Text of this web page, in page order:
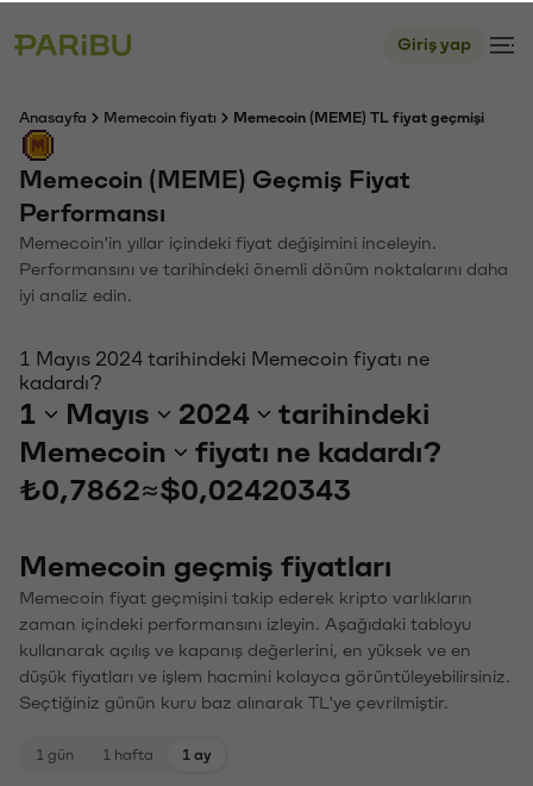
Giriş yap
Anasayfa Memecoin fiyatı Memecoin (MEME) TL fiyat geçmişi
Memecoin (MEME) Geçmiş Fiyat
Performansı
Memecoin'in yıllar içindeki fiyat değişimini inceleyin.
Performansını ve tarihindeki önemli dönüm noktalarını daha
iyi analiz edin.
1 Mayıs 2024 tarihindeki Memecoin fiyatı ne
kadardı?
1 Mayıs 2024
tarihindeki
Memecoin
fiyatı ne kadardı?
₺0,7862≈$0,02420343
Memecoin geçmiş fiyatları
Memecoin fiyat geçmişini takip ederek kripto varlıkların
zaman içindeki performansını izleyin. Aşağıdaki tabloyu
kullanarak açılış ve kapanış değerlerini, en yüksek ve en
düşük fiyatları ve işlem hacmini kolayca görüntüleyebilirsiniz.
Seçtiğiniz günün kuru baz alınarak TL'ye çevrilmiştir.
1 gün 1 hafta 1 ay